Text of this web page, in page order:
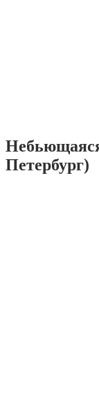
Петербург)